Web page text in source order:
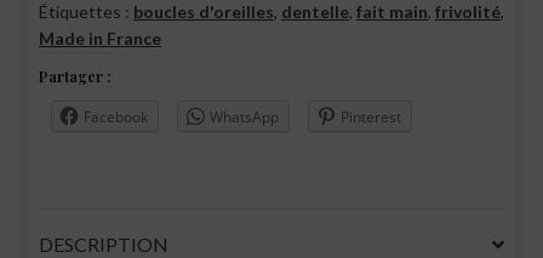
Étiquettes : boucles d'oreilles, dentelle, fait main, frivolité,
Made in France
Partager :
Facebook WhatsApp Pinterest
DESCRIPTION